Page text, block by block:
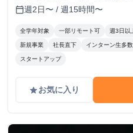
calendar_today週2日〜 / 週15時間〜
全学年対象 一部リモート可 週3日以
新規事業 社長直下 インターン生多数
スタートアップ
gradeお気に入り